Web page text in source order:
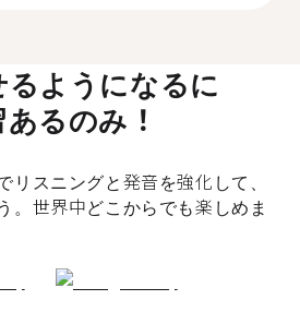
ようになるに
るのみ！
リスニングと発音を強化して、
。世界中どこからでも楽しめま